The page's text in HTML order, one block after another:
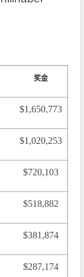
奖金
$1,650,773
$1,020,253
$720,103
$518,882
$381,874
$287,174